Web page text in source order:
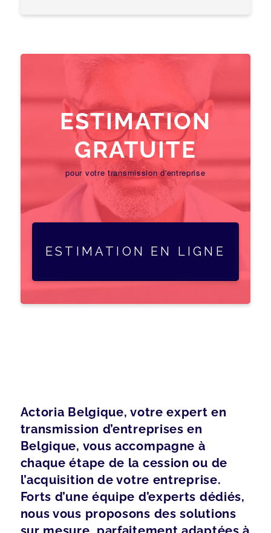
ESTIMATION
GRATUITE
pour votre transmission d'entreprise
ESTIMATION EN LIGNE
Actoria Belgique, votre expert en
transmission d’entreprises en
Belgique, vous accompagne à
chaque étape de la cession ou de
l’acquisition de votre entreprise.
Forts d’une équipe d’experts dédiés,
nous vous proposons des solutions